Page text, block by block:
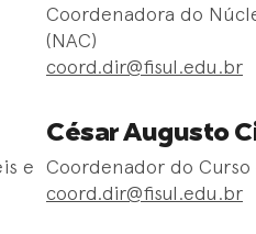
Coordenadora do
(NAC)
coord.dir@fisul.edu.br
e
César Augusto
Coordenador do
coord.dir@fisul.edu.br